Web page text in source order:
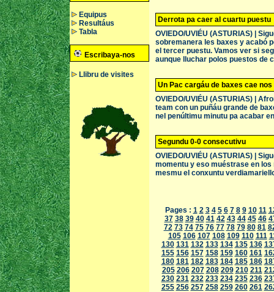
Equipus
Resultáus
Tabla
Escribaya-nos
Llibru de visites
Derrota pa caer al cuartu puestu
OVIEDO/UVIÉU (ASTURIAS) |
sobremanera les baxes y acabó
el tercer puestu. Vamos ver si
aunque lluchar polos puestos de
Un Pac cargáu de baxes cae
OVIEDO/UVIÉU (ASTURIAS) |
team con un puñáu grande de
nel penúltimu minutu pa acabar
Segundu 0-0 consecutivu
OVIEDO/UVIÉU (ASTURIAS) |
momentu y eso muéstrase en
mesmu el conxuntu
Pages : 1 2 3 4 5 6 7 8 9 10 11
37 38 39 40 41 42 43 44 45 46
72 73 74 75 76 77 78 79 80 81
105 106 107 108 109 110 111
130 131 132 133 134 135 136
155 156 157 158 159 160 161
180 181 182 183 184 185 186
205 206 207 208 209 210 211
230 231 232 233 234 235 236
255 256 257 258 259 260 261